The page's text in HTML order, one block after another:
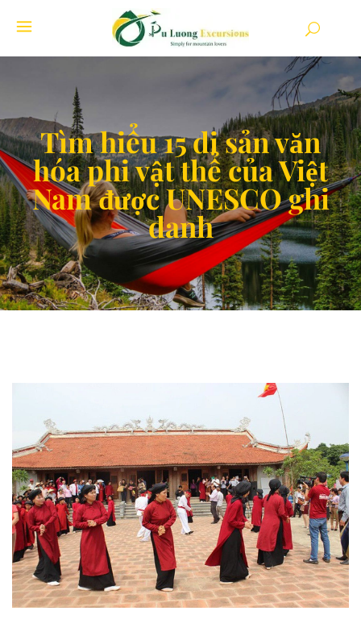
Tìm hiểu 15 di sản văn
hóa phi vật thể của Việt
Nam được UNESCO ghi
danh